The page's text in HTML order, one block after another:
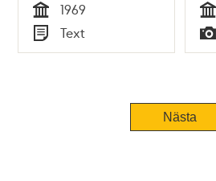
Tid
1969
Typ
Text Tid
Typ
Nästa